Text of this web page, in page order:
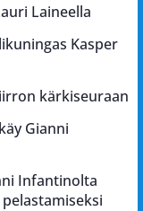
Laineella
Kasper
kärkiseuraan
Gianni
Infantinolta